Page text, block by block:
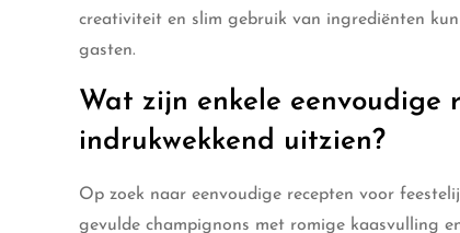
creativiteit en slim gebruik van ingrediënten
gasten.
Wat zijn enkele eenvoudige
indrukwekkend uitzien?
Op zoek naar eenvoudige recepten voor
gevulde champignons met romige kaasvulling